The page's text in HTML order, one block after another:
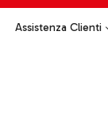
Assistenza Clienti